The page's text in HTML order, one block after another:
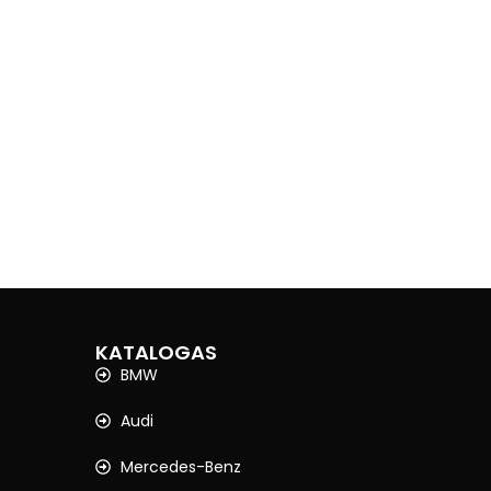
KATALOGAS
BMW
Audi
Mercedes-Benz